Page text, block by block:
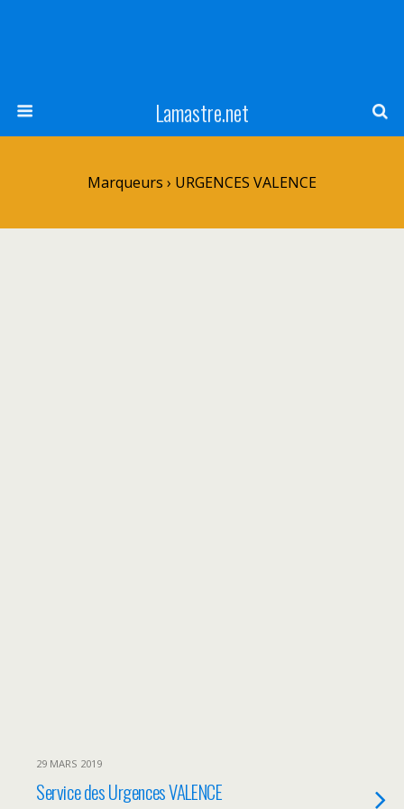
Lamastre.net
Marqueurs › URGENCES VALENCE
29 MARS 2019
Service des Urgences VALENCE